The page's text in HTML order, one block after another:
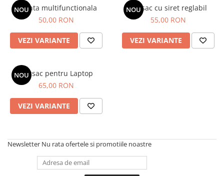
Halate medicale barbati
Halate medicale P2 cu fluturas
Halate medicale cu nasturi
Halate medicale cu fermoar
Halate medicale polar - unisex
Halate medicale albe
Fuste, Sarafane
Sarafane Mira
Sarafane medicale
Veste, Jachete
Veste de lucru
NOU
Geanta multifunctionala
50,00 RON
VEZI VARIANTE
NOU
Rucsac cu siret reglabil
55,00 RON
VEZI VARIANTE
NOU
Rucsac pentru Laptop
65,00 RON
VEZI VARIANTE
Newsletter Nu rata ofertele si promotiile noastre